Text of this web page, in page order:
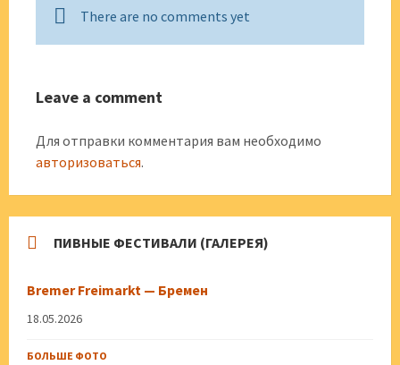
There are no comments yet
Leave a comment
Для отправки комментария вам необходимо
авторизоваться.
ПИВНЫЕ ФЕСТИВАЛИ (ГАЛЕРЕЯ)
Bremer Freimarkt — Бремен
18.05.2026
БОЛЬШЕ ФОТО